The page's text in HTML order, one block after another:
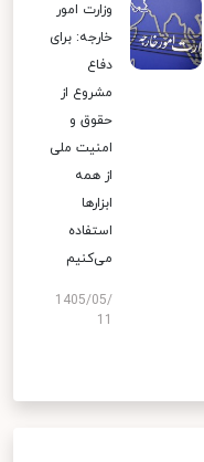
وزارت امور
خارجه: برای
دفاع
مشروع از
حقوق و
امنیت ملی
از همه
ابزارها
استفاده
می‌کنیم
1405/05/